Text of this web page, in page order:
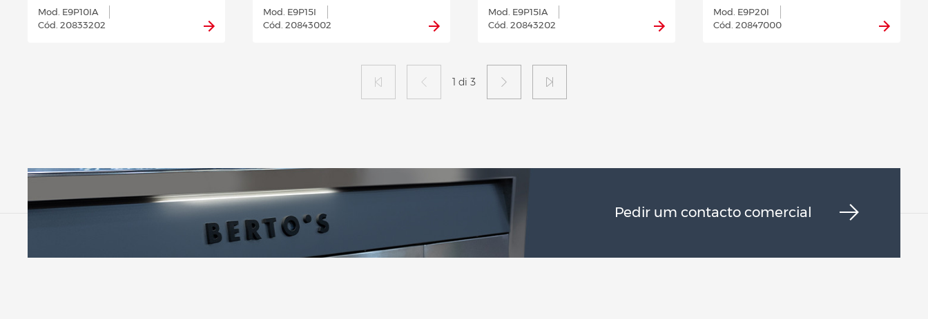
Mod. E9P10IA
Cód. 20833202
Mod. E9P15I
Cód. 20843002
Mod. E9P15IA
Cód. 20843202
Mod. E9P20I
Cód. 20847000
1 di 3
Pedir um contacto comercial